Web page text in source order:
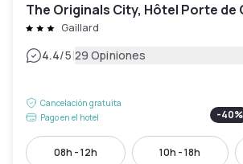
The Originals City, Hôtel Porte de
Gaillard
4.4/5|29 Opiniones
Cancelación gratuita
Pago en el hotel
-40%
08h - 12h 10h - 18h